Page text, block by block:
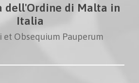
dell'Ordine di Malta in
Italia
et Obsequium Pauperum